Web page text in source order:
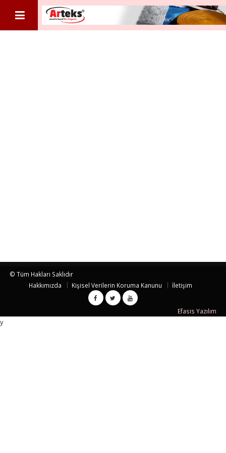
© Tüm Hakları Saklıdır
Hakkımızda
Kişisel Verilerin Koruma Kanunu İletişim
Efasis Yazılım
y